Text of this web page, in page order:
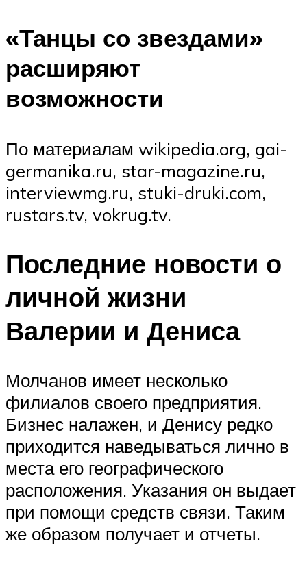
«Танцы со звездами»
расширяют
возможности
По материалам wikipedia.org, gai-
germanika.ru, star-magazine.ru,
interviewmg.ru, stuki-druki.com,
rustars.tv, vokrug.tv.
Последние новости о
личной жизни
Валерии и Дениса
Молчанов имеет несколько
филиалов своего предприятия.
Бизнес налажен, и Денису редко
приходится наведываться лично в
места его географического
расположения. Указания он выдает
при помощи средств связи. Таким
же образом получает и отчеты.